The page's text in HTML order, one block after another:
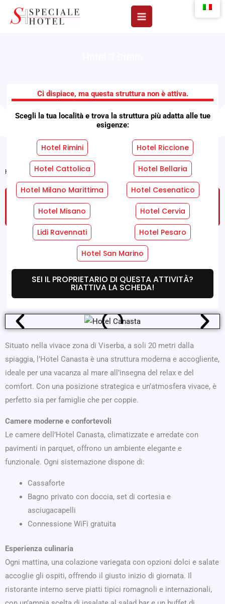
Ci dispiace, ma questa struttura non è attiva.
Scegli la tua località e trova la struttura più adatta alle tue
esigenze:
Hotel Rimini Hotel Riccione
Hotel Cattolica Hotel Bellaria
Hotel Milano Marittima Hotel Cesenatico
Hotel Misano Hotel Cervia
Lidi Ravennati Hotel Pesaro
Hotel San Marino
SEI IL PROPRIETARIO DI QUESTA ATTIVITÀ?
RIATTIVA LA SCHEDA!
Hotel Canasta
Home Strutture»Hotel Canasta
RICHIEDI UN PREVENTIVO GRATUITO SENZA
Servizi Hotel Servizi Camere
Dove Siamo Offerte
Situato nella vivace zona di Viserba, a soli 20 metri dalla
spiaggia, l’Hotel Canasta è una struttura moderna e accogliente,
ideale per una vacanza al mare all’insegna del relax e del
comfort. Con una posizione strategica e un’atmosfera vivace, è
perfetto sia per famiglie che per coppie.
Camere moderne e confortevoli
Le camere dell’Hotel Canasta, climatizzate e arredate con
pavimenti in parquet, offrono un ambiente elegante e
funzionale. Ogni sistemazione dispone di:
Cassaforte
Bagno privato con doccia, set di cortesia e
asciugacapelli
Connessione WiFi gratuita
Esperienza culinaria
Ogni mattina, una colazione variegata con opzioni dolci e salate
accoglie gli ospiti, offrendo il giusto inizio di giornata. Il
ristorante interno serve piatti tipici romagnoli e internazionali,